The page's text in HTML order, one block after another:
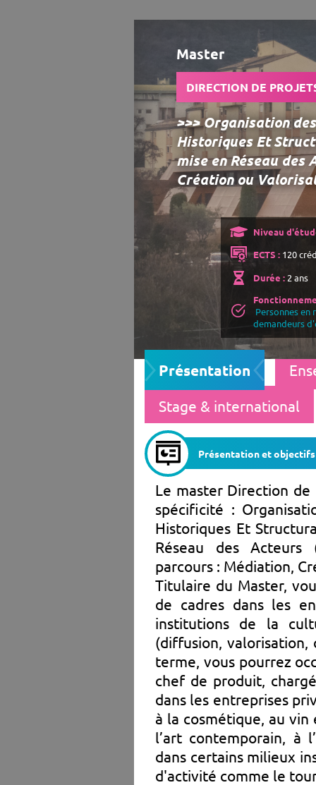
Master
DIRECTION DE
>>> Organisation
Historiques Et
mise en Réseau des
Création ou
Niveau
ECTS :120
Durée :2 ans
Personnes en
demandeurs
Présentation
Stage & international
Présentation et objectifs
Le master Direction
spécificité :
Historiques Et
Réseau des Acteurs
parcours : Médiation,
Titulaire du Master,
de cadres dans les
institutions de la
(diffusion, valorisation,
terme, vous pourrez
chef de produit,
dans les entreprises
à la cosmétique, au
l’art contemporain, à
dans certains milieux
d'activité comme le